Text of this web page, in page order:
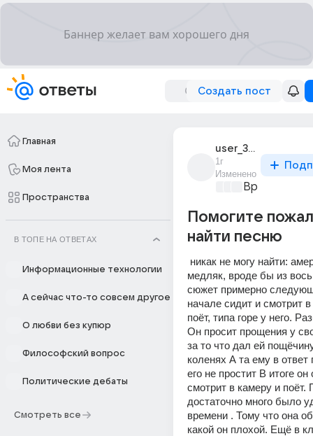
Создать пост
Главная
Моя лента
Пространства
В ТОПЕ НА ОТВЕТАХ
Информационные технологии
А сейчас что-то совсем другое
О любви без купюр
Философский вопрос
Политические дебаты
Смотреть все
user_308752189
1г
Изменено
Время
Помогите
найти песню
медляк, вроде бы из
сюжет примерно
начале сидит и смотрит
поёт, типа горе у него.
Он просит прощения у
за то что дал ей
коленях А та ему в ответ
его не простит В итоге он
смотрит в камеру и поёт.
достаточно много было
времени . Тому что она
какой он плохой. Ещё в